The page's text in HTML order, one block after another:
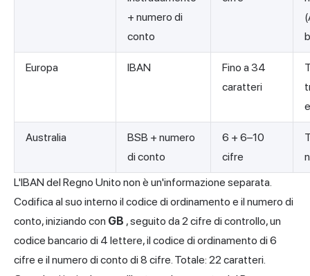
+ numero di
conto
Europa IBAN
Fino a 34
caratteri
Australia
BSB + numero
di conto
6 + 6–10
cifre
L'IBAN del Regno Unito non è un'informazione separata.
Codifica al suo interno il codice di ordinamento e il numero di
conto, iniziando con GB , seguito da 2 cifre di controllo, un
codice bancario di 4 lettere, il codice di ordinamento di 6
cifre e il numero di conto di 8 cifre. Totale: 22 caratteri.